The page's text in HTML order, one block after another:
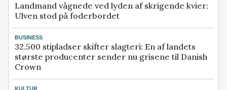
Landmand vågnede ved lyden af skrigende kvier:
Ulven stod på foderbordet
BUSINESS
32.500 stipladser skifter slagteri: En af landets
største producenter sender nu grisene til Danish
Crown
KULTUR